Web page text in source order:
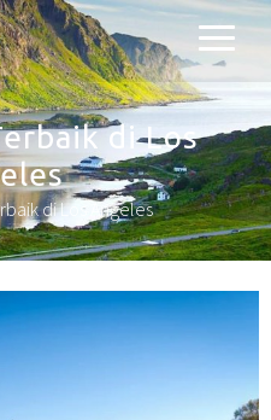
di Los
di Los Angeles